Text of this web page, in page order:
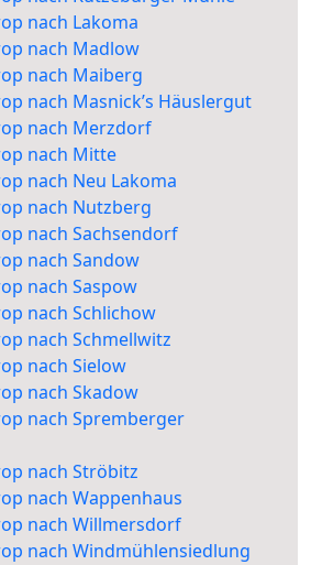
nach Lakoma
nach Madlow
nach Maiberg
nach Masnick’s Häuslergut
nach Merzdorf
nach Mitte
nach Neu Lakoma
nach Nutzberg
nach Sachsendorf
nach Sandow
nach Saspow
nach Schlichow
nach Schmellwitz
nach Sielow
nach Skadow
nach Spremberger
nach Ströbitz
nach Wappenhaus
nach Willmersdorf
nach Windmühlensiedlung